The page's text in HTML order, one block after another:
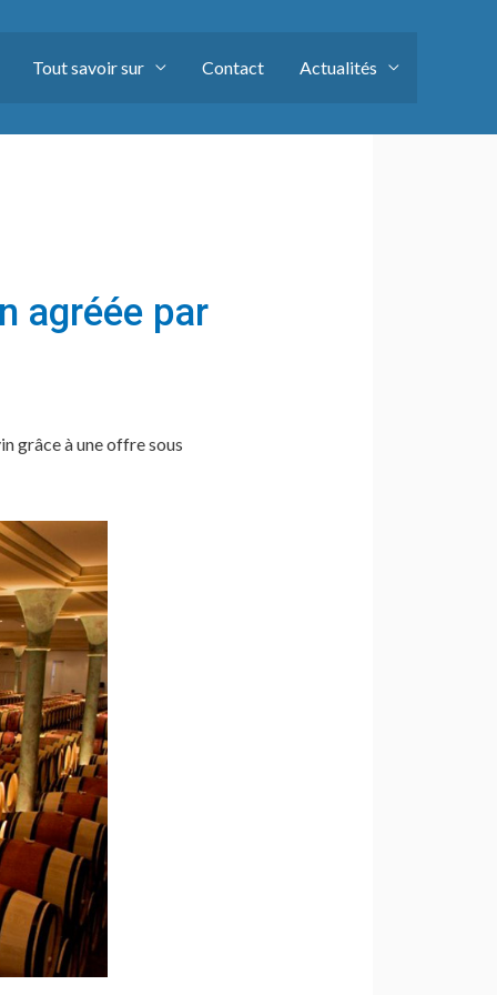
Tout savoir sur Contact Actualités
agréée par
grâce à une offre sous